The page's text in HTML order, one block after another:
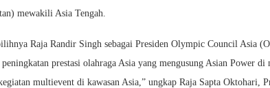
mewakili Asia Tengah.
Raja Randir Singh sebagai Presiden Olympic Council Asia
prestasi olahraga Asia yang mengusung Asian Power
multievent di kawasan Asia,” ungkap Raja Sapta Oktohari,